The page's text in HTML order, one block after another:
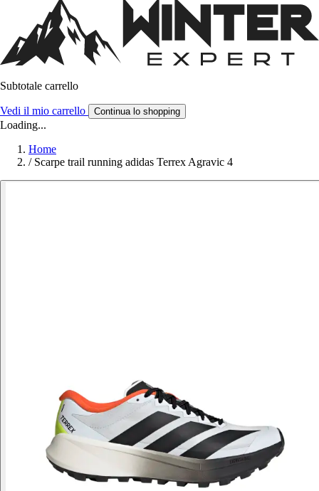
Subtotale carrello
Vedi il mio carrello Continua lo shopping
Loading...
Home
/ Scarpe trail running adidas Terrex Agravic 4